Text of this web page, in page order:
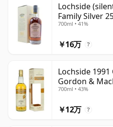
Lochside
Family Silver
年
700ml • 41%
￥16万 ?
Lochside
Gordon &
700ml • 43%
￥12万 ?